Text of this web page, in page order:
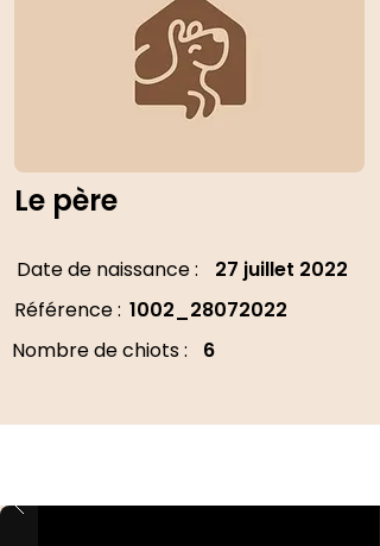
Le père
Date de naissance :
27 juillet 2022
Référence : 1002_28072022
Nombre de chiots :
6